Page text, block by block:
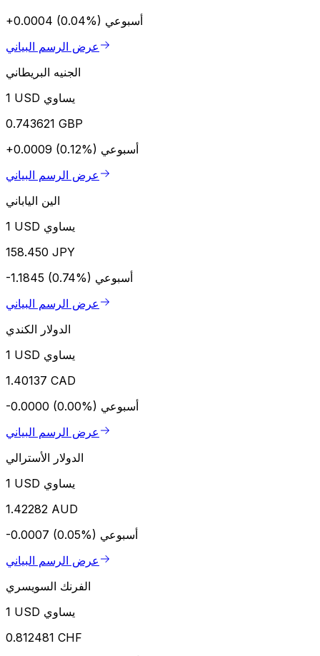
+0.0004 (0.04%) أسبوعي
عرض الرسم البياني
الجنيه البريطاني
1 USD يساوي
0.743621 GBP
+0.0009 (0.12%) أسبوعي
عرض الرسم البياني
الين الياباني
1 USD يساوي
158.450 JPY
-1.1845 (0.74%) أسبوعي
عرض الرسم البياني
الدولار الكندي
1 USD يساوي
1.40137 CAD
-0.0000 (0.00%) أسبوعي
عرض الرسم البياني
الدولار الأسترالي
1 USD يساوي
1.42282 AUD
-0.0007 (0.05%) أسبوعي
عرض الرسم البياني
الفرنك السويسري
1 USD يساوي
0.812481 CHF